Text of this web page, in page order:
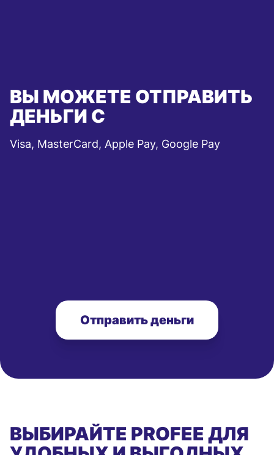
ВЫ МОЖЕТЕ ОТПРАВИТЬ
ДЕНЬГИ С
Visa, MasterCard, Apple Pay, Google Pay
Отправить деньги
ВЫБИРАЙТЕ PROFEE ДЛЯ